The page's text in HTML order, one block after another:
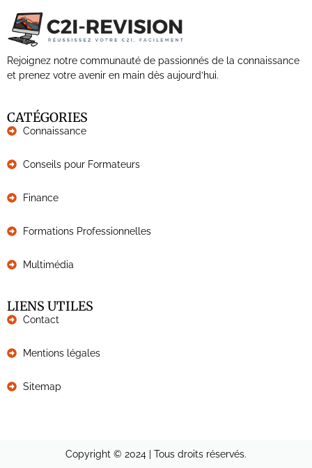
Rejoignez notre communauté de passionnés de la connaissance
et prenez votre avenir en main dès aujourd’hui.
CATÉGORIES
Connaissance
Conseils pour Formateurs
Finance
Formations Professionnelles
Multimédia
LIENS UTILES
Contact
Mentions légales
Sitemap
Copyright © 2024 | Tous droits réservés.